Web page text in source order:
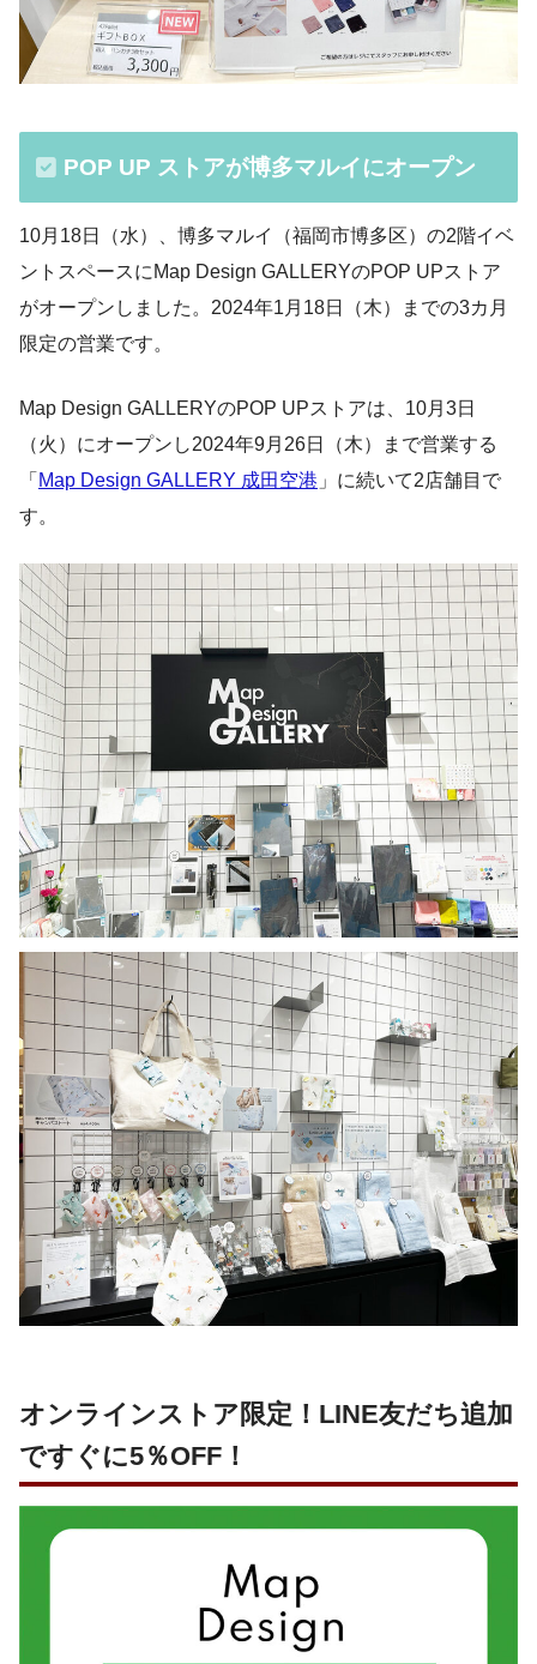
POP UP ストアが博多マルイにオープン
10月18日（水）、博多マルイ（福岡市博多区）の2階イベ
ントスペースにMap Design GALLERYのPOP UPストア
がオープンしました。2024年1月18日（木）までの3カ月
限定の営業です。
Map Design GALLERYのPOP UPストアは、10月3日
（火）にオープンし2024年9月26日（木）まで営業する
「 Map Design GALLERY 成田空港 」に続いて2店舗目で
す。
オンラインストア限定！LINE友だち追加
ですぐに5％OFF！